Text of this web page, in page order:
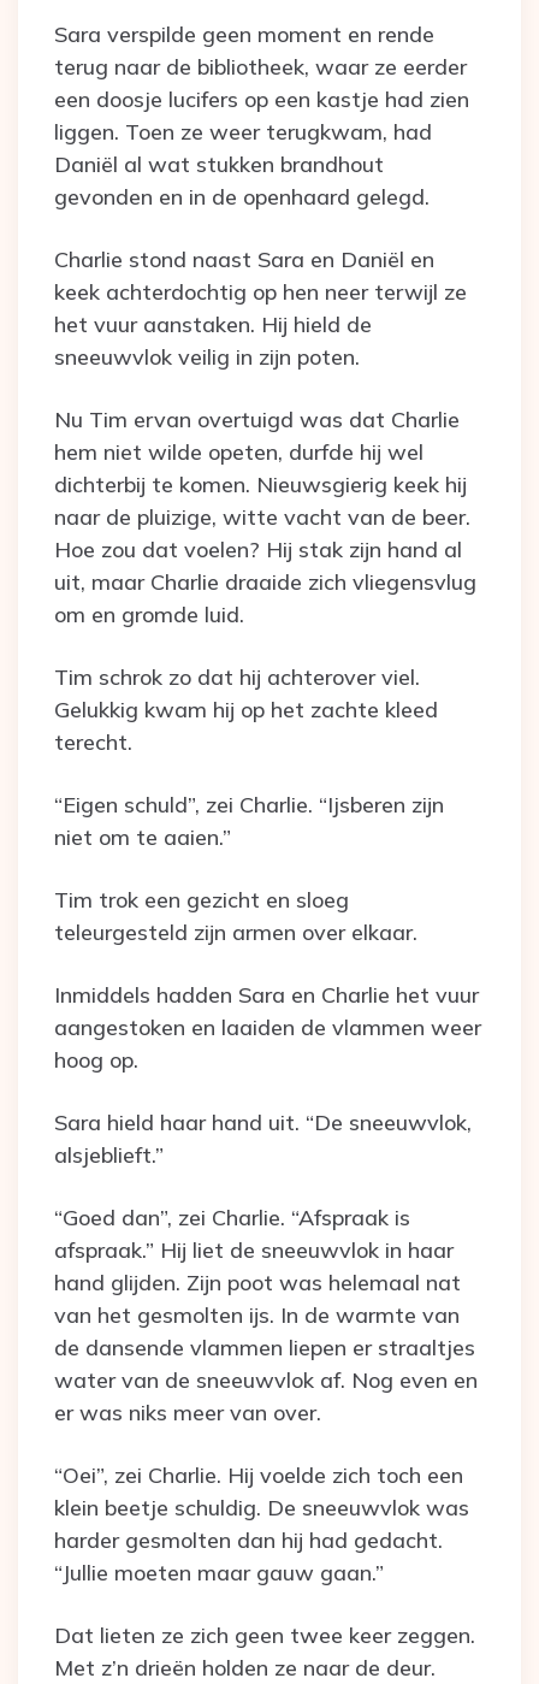
Sara verspilde geen moment en rende
terug naar de bibliotheek, waar ze eerder
een doosje lucifers op een kastje had zien
liggen. Toen ze weer terugkwam, had
Daniël al wat stukken brandhout
gevonden en in de openhaard gelegd.
Charlie stond naast Sara en Daniël en
keek achterdochtig op hen neer terwijl ze
het vuur aanstaken. Hij hield de
sneeuwvlok veilig in zijn poten.
Nu Tim ervan overtuigd was dat Charlie
hem niet wilde opeten, durfde hij wel
dichterbij te komen. Nieuwsgierig keek hij
naar de pluizige, witte vacht van de beer.
Hoe zou dat voelen? Hij stak zijn hand al
uit, maar Charlie draaide zich vliegensvlug
om en gromde luid.
Tim schrok zo dat hij achterover viel.
Gelukkig kwam hij op het zachte kleed
terecht.
“Eigen schuld”, zei Charlie. “Ijsberen zijn
niet om te aaien.”
Tim trok een gezicht en sloeg
teleurgesteld zijn armen over elkaar.
Inmiddels hadden Sara en Charlie het vuur
aangestoken en laaiden de vlammen weer
hoog op.
Sara hield haar hand uit. “De sneeuwvlok,
alsjeblieft.”
“Goed dan”, zei Charlie. “Afspraak is
afspraak.” Hij liet de sneeuwvlok in haar
hand glijden. Zijn poot was helemaal nat
van het gesmolten ijs. In de warmte van
de dansende vlammen liepen er straaltjes
water van de sneeuwvlok af. Nog even en
er was niks meer van over.
“Oei”, zei Charlie. Hij voelde zich toch een
klein beetje schuldig. De sneeuwvlok was
harder gesmolten dan hij had gedacht.
“Jullie moeten maar gauw gaan.”
Dat lieten ze zich geen twee keer zeggen.
Met z’n drieën holden ze naar de deur.